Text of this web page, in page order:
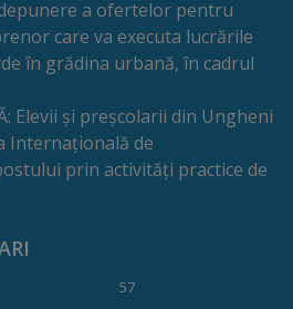
a ofertelor pentru
care va executa lucrările
în grădina urbană, în cadrul
Elevii și preșcolarii din Ungheni
Internațională de
prin activități practice de
57